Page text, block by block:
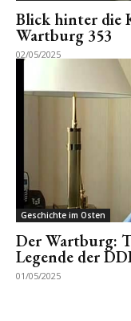
Blick hinter die
Wartburg 353
02/05/2025
Geschichte im Osten
Der Wartburg:
Legende der
01/05/2025